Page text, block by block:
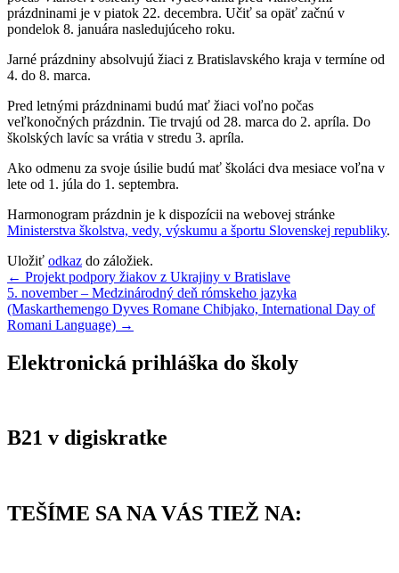
prázdninami je v piatok 22. decembra. Učiť sa opäť začnú v
pondelok 8. januára nasledujúceho roku.
Jarné prázdniny absolvujú žiaci z Bratislavského kraja v termíne od
4. do 8. marca.
Pred letnými prázdninami budú mať žiaci voľno počas
veľkonočných prázdnin. Tie trvajú od 28. marca do 2. apríla. Do
školských lavíc sa vrátia v stredu 3. apríla.
Ako odmenu za svoje úsilie budú mať školáci dva mesiace voľna v
lete od 1. júla do 1. septembra.
Harmonogram prázdnin je k dispozícii na webovej stránke
Ministerstva školstva, vedy, výskumu a športu Slovenskej republiky.
Uložiť odkaz do záložiek.
Navigácia
v
článku
← Projekt podpory žiakov z Ukrajiny v Bratislave
5. november – Medzinárodný deň rómskeho jazyka
(Maskarthemengo Dyves Romane Chibjako, International Day of
Romani Language) →
Elektronická prihláška do školy
B21 v digiskratke
TEŠÍME SA NA VÁS TIEŽ NA: